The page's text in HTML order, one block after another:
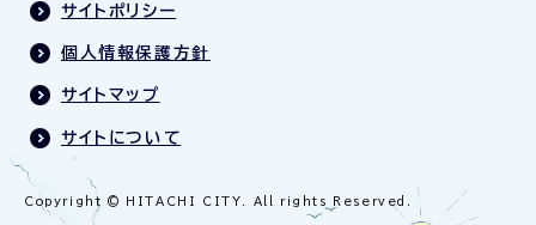
サイトポリシー
個人情報保護方針
サイトマップ
サイトについて
Copyright © HITACHI CITY. All rights Reserved.